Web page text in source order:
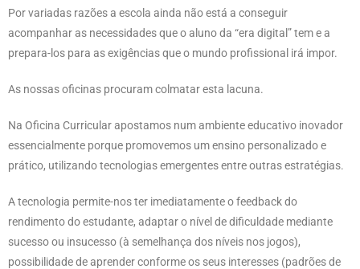
Por variadas razões a escola ainda não está a conseguir
acompanhar as necessidades que o aluno da “era digital” tem e a
prepara-los para as exigências que o mundo profissional irá impor.
As nossas oficinas procuram colmatar esta lacuna.
Na Oficina Curricular apostamos num ambiente educativo inovador
essencialmente porque promovemos um ensino personalizado e
prático, utilizando tecnologias emergentes entre outras estratégias.
A tecnologia permite-nos ter imediatamente o feedback do
rendimento do estudante, adaptar o nível de dificuldade mediante
sucesso ou insucesso (à semelhança dos níveis nos jogos),
possibilidade de aprender conforme os seus interesses (padrões de